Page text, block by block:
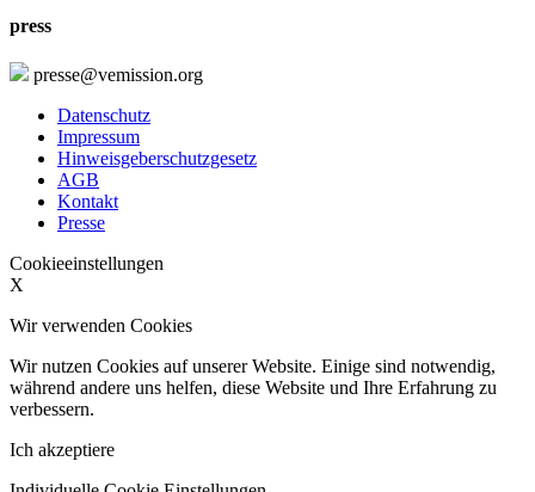
press
presse@vemission.org
Datenschutz
Impressum
Hinweisgeberschutzgesetz
AGB
Kontakt
Presse
Cookieeinstellungen
X
Wir verwenden Cookies
Wir nutzen Cookies auf unserer Website. Einige sind notwendig,
während andere uns helfen, diese Website und Ihre Erfahrung zu
verbessern.
Ich akzeptiere